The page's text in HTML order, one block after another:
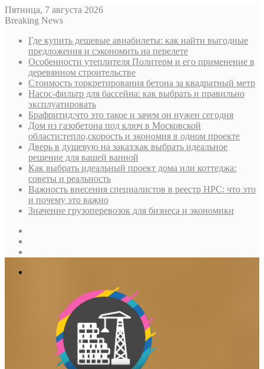
Пятница, 7 августа 2026
Breaking News
Где купить дешевые авиабилеты: как найти выгодные
предложения и сэкономить на перелете
Особенности утеплителя Политерм и его применение в
деревянном строительстве
Стоимость торкретирования бетона за квадратный метр
Насос-фильтр для бассейна: как выбрать и правильно
эксплуатировать
Брафритид:что это такое и зачем он нужен сегодня
Дом из газобетона под ключ в Московской
области:тепло,скорость и экономия в одном проекте
Дверь в душевую на заказ:как выбрать идеальное
решение для вашей ванной
Как выбрать идеальный проект дома или коттеджа:
советы и реальность
Важность внесения специалистов в реестр НРС: что это
и почему это важно
Значение грузоперевозок для бизнеса и экономики